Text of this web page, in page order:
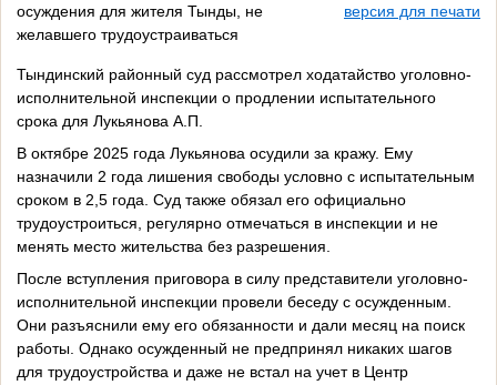
осуждения для жителя Тынды, не
желавшего трудоустраиваться
версия для печати
Тындинский районный суд рассмотрел ходатайство уголовно-
исполнительной инспекции о продлении испытательного
срока для Лукьянова А.П.
В октябре 2025 года Лукьянова осудили за кражу. Ему
назначили 2 года лишения свободы условно с испытательным
сроком в 2,5 года. Суд также обязал его официально
трудоустроиться, регулярно отмечаться в инспекции и не
менять место жительства без разрешения.
После вступления приговора в силу представители уголовно-
исполнительной инспекции провели беседу с осужденным.
Они разъяснили ему его обязанности и дали месяц на поиск
работы. Однако осужденный не предпринял никаких шагов
для трудоустройства и даже не встал на учет в Центр